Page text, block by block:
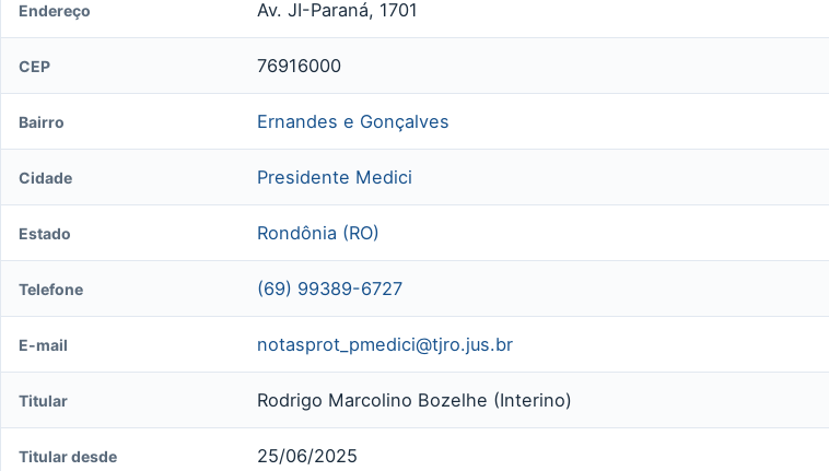
Endereço Av. JI-Paraná, 1701
CEP 76916000
Bairro Ernandes e Gonçalves
Cidade Presidente Medici
Estado Rondônia (RO)
Telefone (69) 99389-6727
E-mail notasprot_pmedici@tjro.jus.br
Titular Rodrigo Marcolino Bozelhe (Interino)
Titular desde 25/06/2025